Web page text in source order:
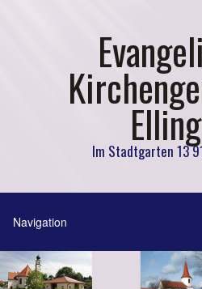
Im Stadtgarten 13